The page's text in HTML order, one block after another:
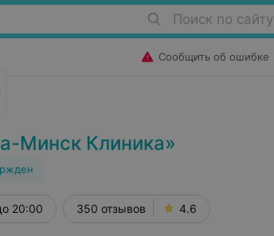
Поиск по сайту
Сообщить об ошибке
Минск Клиника»
20:00 350 отзывов 4.6